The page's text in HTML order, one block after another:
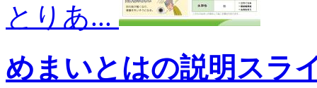
とりあ...
めまいとはの説明スラ